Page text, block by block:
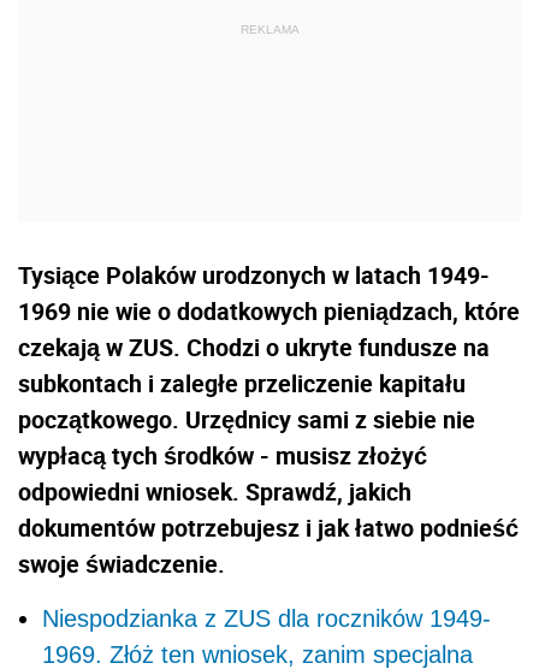
Tysiące Polaków urodzonych w latach 1949-
1969 nie wie o dodatkowych pieniądzach, które
czekają w ZUS. Chodzi o ukryte fundusze na
subkontach i zaległe przeliczenie kapitału
początkowego. Urzędnicy sami z siebie nie
wypłacą tych środków - musisz złożyć
odpowiedni wniosek. Sprawdź, jakich
dokumentów potrzebujesz i jak łatwo podnieść
swoje świadczenie.
Niespodzianka z ZUS dla roczników 1949-
1969. Złóż ten wniosek, zanim specjalna